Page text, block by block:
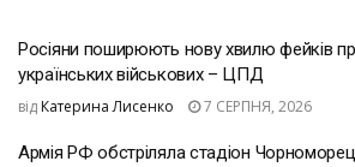
Росіяни поширюють нову хвилю фейків
українських військових – ЦПД
від Катерина Лисенко 7 СЕРПНЯ, 2026
Армія РФ обстріляла стадіон